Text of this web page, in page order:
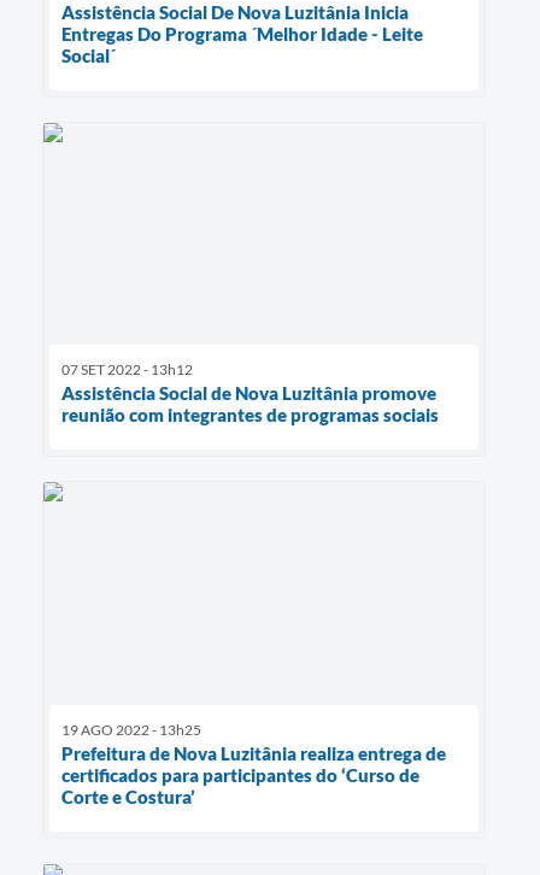
Assistência Social De Nova Luzitânia Inicia
Entregas Do Programa ´Melhor Idade - Leite
Social´
07 SET 2022 - 13h12
Assistência Social de Nova Luzitânia promove
reunião com integrantes de programas sociais
19 AGO 2022 - 13h25
Prefeitura de Nova Luzitânia realiza entrega de
certificados para participantes do ‘Curso de
Corte e Costura’